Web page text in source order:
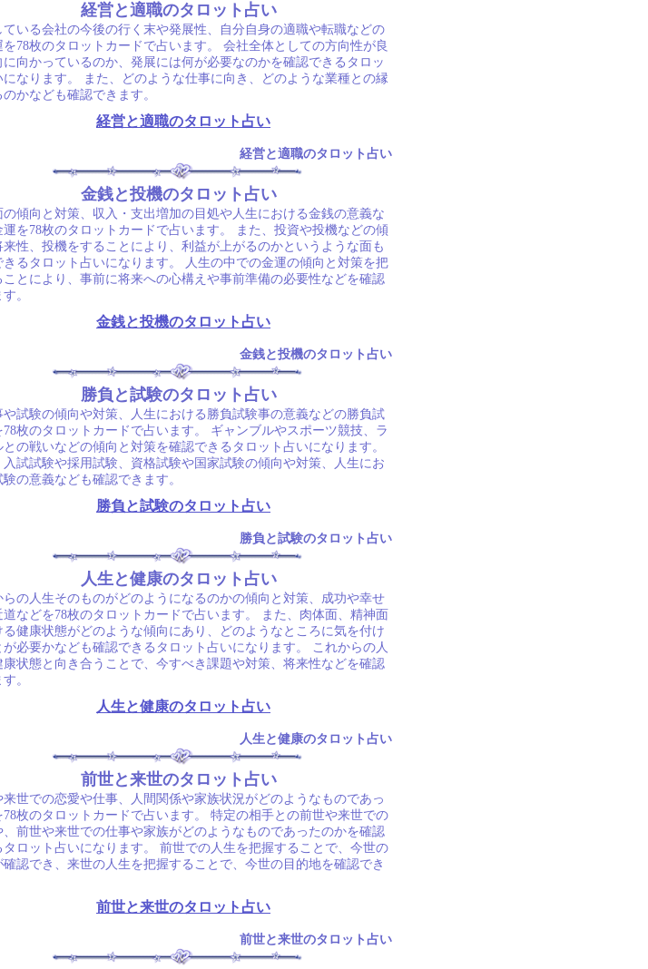
経営と適職のタロット占い
ている会社の今後の行く末や発展性、自分自身の適職や転職などの
を78枚のタロットカードで占います。 会社全体としての方向性が良
に向かっているのか、発展には何が必要なのかを確認できるタロッ
になります。 また、どのような仕事に向き、どのような業種との縁
のかなども確認できます。
経営と適職のタロット占い
経営と適職のタロット占い
金銭と投機のタロット占い
の傾向と対策、収入・支出増加の目処や人生における金銭の意義な
運を78枚のタロットカードで占います。 また、投資や投機などの傾
来性、投機をすることにより、利益が上がるのかというような面も
きるタロット占いになります。 人生の中での金運の傾向と対策を把
ことにより、事前に将来への心構えや事前準備の必要性などを確認
。
金銭と投機のタロット占い
金銭と投機のタロット占い
勝負と試験のタロット占い
や試験の傾向や対策、人生における勝負試験事の意義などの勝負試
78枚のタロットカードで占います。 ギャンブルやスポーツ競技、ラ
との戦いなどの傾向と対策を確認できるタロット占いになります。
入試試験や採用試験、資格試験や国家試験の傾向や対策、人生にお
験の意義なども確認できます。
勝負と試験のタロット占い
勝負と試験のタロット占い
人生と健康のタロット占い
らの人生そのものがどのようになるのかの傾向と対策、成功や幸せ
道などを78枚のタロットカードで占います。 また、肉体面、精神面
る健康状態がどのような傾向にあり、どのようなところに気を付け
が必要かなども確認できるタロット占いになります。 これからの人
康状態と向き合うことで、今すべき課題や対策、将来性などを確認
。
人生と健康のタロット占い
人生と健康のタロット占い
前世と来世のタロット占い
来世での恋愛や仕事、人間関係や家族状況がどのようなものであっ
78枚のタロットカードで占います。 特定の相手との前世や来世での
、前世や来世での仕事や家族がどのようなものであったのかを確認
タロット占いになります。 前世での人生を把握することで、今世の
確認でき、来世の人生を把握することで、今世の目的地を確認でき
前世と来世のタロット占い
前世と来世のタロット占い